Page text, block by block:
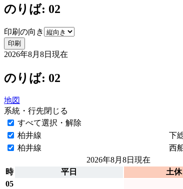
のりば: 02
印刷の向き
印刷
2026年8月8日 現在
のりば: 02
地図
系統・行先閉じる
すべて選択・解除
柏井線
下
柏井線
西
2026年8月8日 現在
時
平日
土休
05